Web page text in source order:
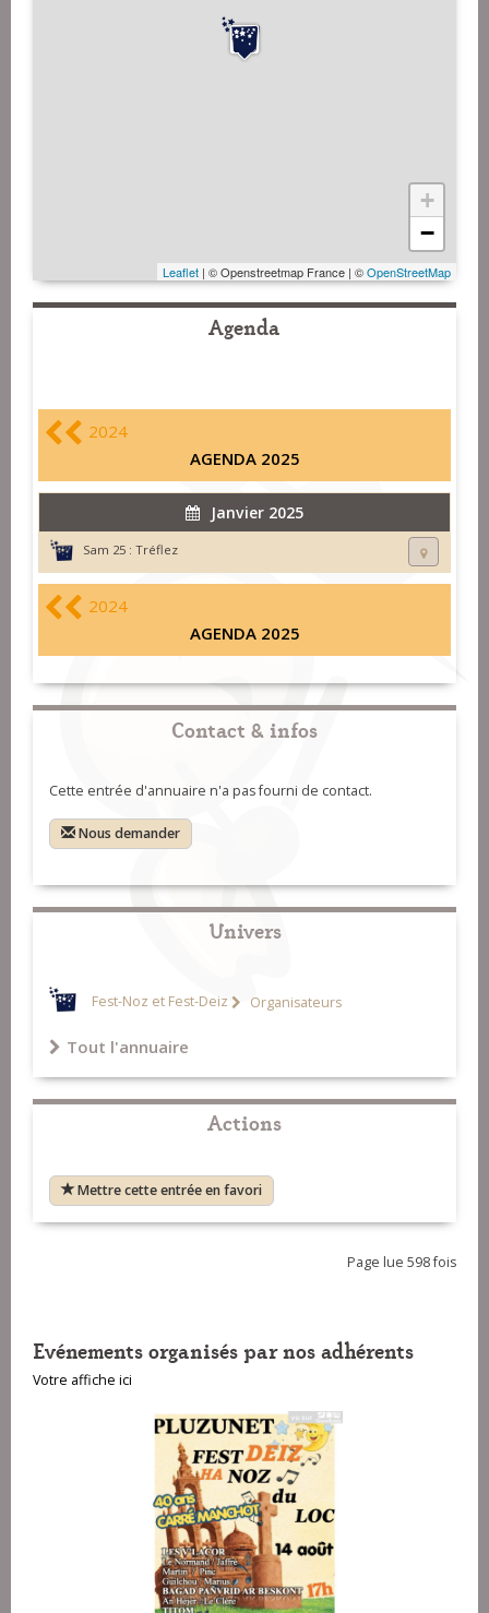
+
−
Leaflet | © Openstreetmap France | ©OpenStreetMap
Agenda
2024
AGENDA 2025
Janvier 2025
Sam 25 : Tréflez
2024
AGENDA 2025
Contact & infos
Cette entrée d'annuaire n'a pas fourni de contact.
Nous demander
Univers
Fest-Noz et Fest-Deiz Organisateurs
Tout l'annuaire
Actions
Mettre cette entrée en favori
Page lue 598 fois
Evénements organisés par nos adhérents
Votre affiche ici